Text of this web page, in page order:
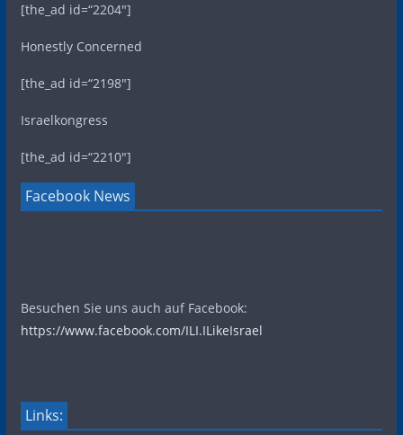
[the_ad id=“2204″]
Honestly Concerned
[the_ad id=“2198″]
Israelkongress
[the_ad id=“2210″]
Facebook News
Besuchen Sie uns auch auf Facebook:
https://www.facebook.com/ILI.ILikeIsrael
Links: